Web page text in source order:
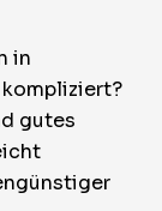
in
gutes